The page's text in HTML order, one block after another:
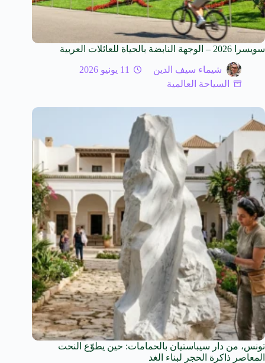
سويسرا 2026 – الوجهة النابضة بالحياة للعائلات العربية
شيماء سيف الدين
11 يونيو 2026
السياحة العالمية
تونس، من دار سيباستيان بالحمامات: حين يطوّع النحت
المعاصر ذاكرة الحجر لبناء الغد